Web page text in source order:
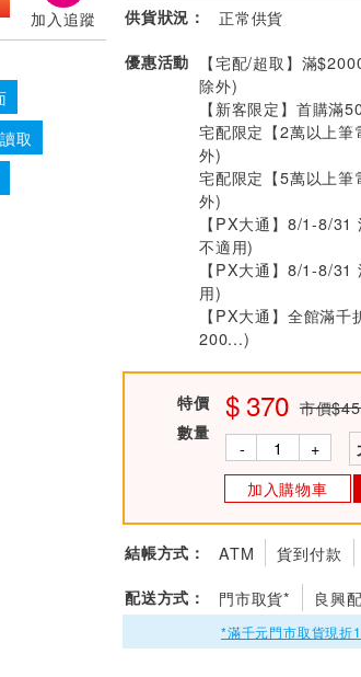
加入追蹤
取
供貨狀況： 正常供貨
優惠活動
【宅配/超取】滿
除外)
【新客限定】首購滿
宅配限定【2萬以上
外)
宅配限定【5萬以上
外)
【PX大通】8/1-8/
不適用)
【PX大通】8/1-8/
用)
【PX大通】全館滿
200...)
特價 370 市價
數量
- +
加入購物車
結帳方式： ATM 貨到付款
配送方式： 門市取貨* 良興
*滿千元門市取貨現折